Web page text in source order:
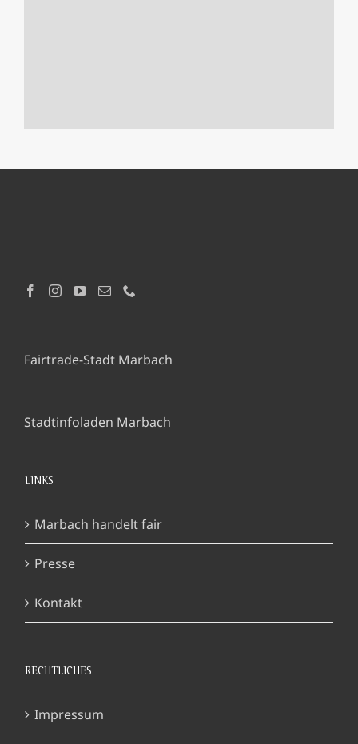
Fairtrade-Stadt Marbach
Stadtinfoladen Marbach
LINKS
Marbach handelt fair
Presse
Kontakt
RECHTLICHES
Impressum